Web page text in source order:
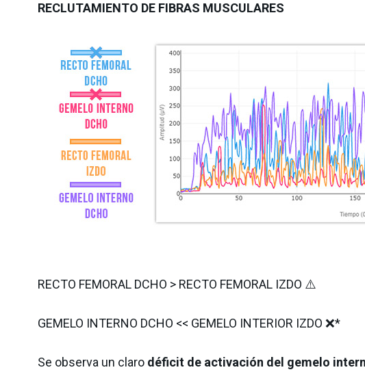
RECLUTAMIENTO DE FIBRAS MUSCULARES
RECTO FEMORAL DCHO > RECTO FEMORAL IZDO ⚠️
GEMELO INTERNO DCHO << GEMELO INTERIOR IZDO ❌*
Se observa un claro déficit de activación del gemelo